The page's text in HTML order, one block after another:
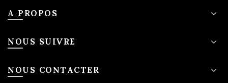
A PROPOS
NOUS SUIVRE
NOUS CONTACTER